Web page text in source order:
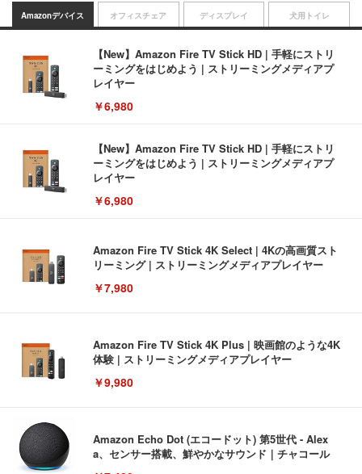
Amazonデバイス
【New】Amazon Fire TV Stick HD | 手軽にストリ
ーミングをはじめよう | ストリーミングメディアプ
レイヤー
￥6,980
【New】Amazon Fire TV Stick HD | 手軽にストリ
ーミングをはじめよう | ストリーミングメディアプ
レイヤー
￥6,980
Amazon Fire TV Stick 4K Select | 4Kの高画質スト
リーミング | ストリーミングメディアプレイヤー
￥7,980
Amazon Fire TV Stick 4K Plus | 映画館のような4K
体験 | ストリーミングメディアプレイヤー
￥9,980
Amazon Echo Dot (エコードット) 第5世代 - Alex
a、センサー搭載、鮮やかなサウンド｜チャコール
オフィスチェア ディスプレイ 犬用トイレ